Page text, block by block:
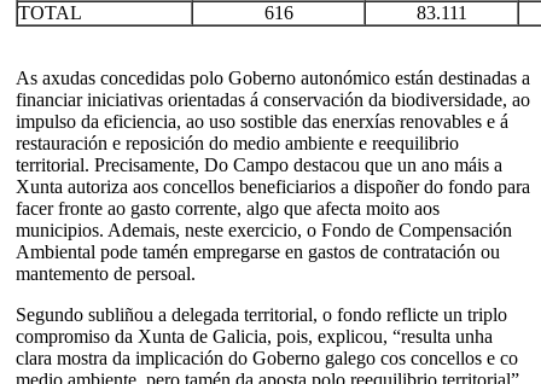
TOTAL
616 83.111
As axudas concedidas polo Goberno autonómico están destinadas a
financiar iniciativas orientadas á conservación da biodiversidade, ao
impulso da eficiencia, ao uso sostible das enerxías renovables e á
restauración e reposición do medio ambiente e reequilibrio
territorial. Precisamente, Do Campo destacou que un ano máis a
Xunta autoriza aos concellos beneficiarios a dispoñer do fondo para
facer fronte ao gasto corrente, algo que afecta moito aos
municipios. Ademais, neste exercicio, o Fondo de Compensación
Ambiental pode tamén empregarse en gastos de contratación ou
mantemento de persoal.
Segundo subliñou a delegada territorial, o fondo reflicte un triplo
compromiso da Xunta de Galicia, pois, explicou, “resulta unha
clara mostra da implicación do Goberno galego cos concellos e co
medio ambiente, pero tamén da aposta polo reequilibrio territorial”.